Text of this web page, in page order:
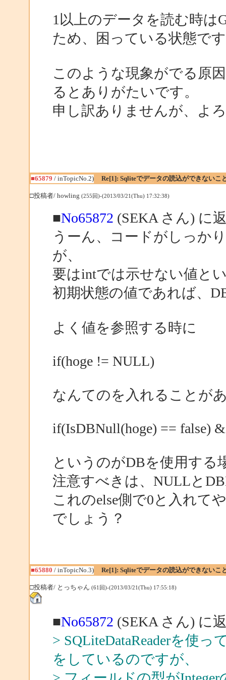
1以上のデータを読む時は
ため、困っている状態で
このような現象がでる原
るとありがたいです。
申し訳ありませんが、よ
■65879 / inTopicNo.2) Re[1]: Sqliteでデータの読込ができないこ
□投稿者/ howling (255回)-(2013/03/21(Thu) 17:32:38)
■No65872 (SEKA さん) に
うーん、コードがしっか
が、
要はintでは示せない値と
初期状態の値であれば、
よく値を参照する時に
if(hoge != NULL)
なんてのを入れることが
if(IsDBNull(hoge) == false)
というのがDBを使用する
注意すべきは、NULLと
これのelse側で0と入れて
でしょう？
■65880 / inTopicNo.3) Re[1]: Sqliteでデータの読込ができないこ
□投稿者/ とっちゃん (61回)-(2013/03/21(Thu) 17:55:18)
■No65872 (SEKA さん) に
> SQLiteDataReaderを使
をしているのですが、